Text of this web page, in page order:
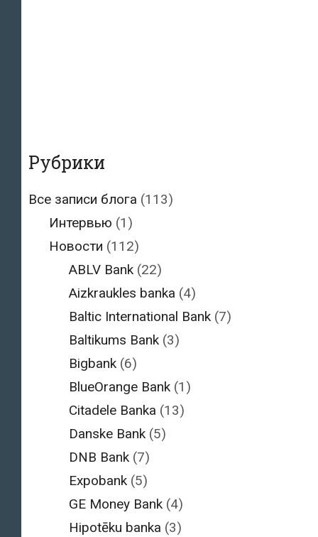
Рубрики
Все записи блога (113)
Интервью (1)
Новости (112)
ABLV Bank (22)
Aizkraukles banka (4)
Baltic International Bank (7)
Baltikums Bank (3)
Bigbank (6)
BlueOrange Bank (1)
Citadele Banka (13)
Danske Bank (5)
DNB Bank (7)
Expobank (5)
GE Money Bank (4)
Hipotēku banka (3)